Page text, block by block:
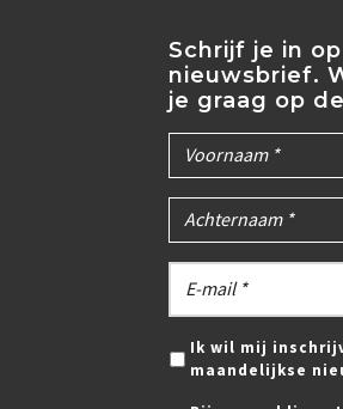
Schrijf je in
nieuwsbrief.
je graag op
Ik wil mij
maandelijkse